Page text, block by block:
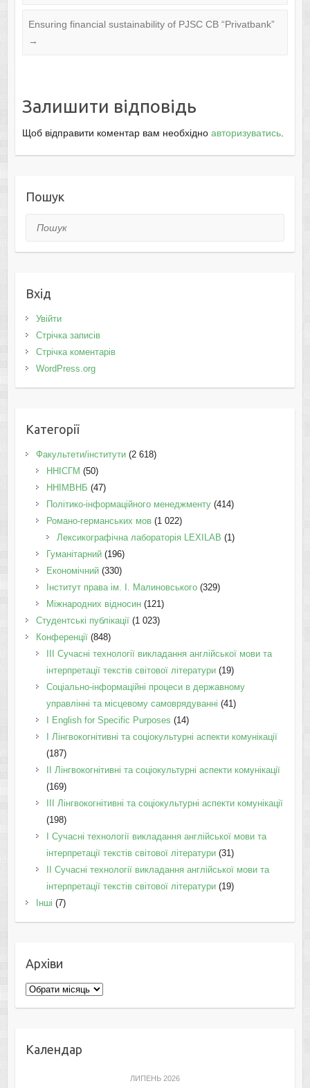
Ensuring financial sustainability of PJSC CB “Privatbank”
→
Залишити відповідь
Щоб відправити коментар вам необхідно авторизуватись.
Пошук
Пошук
Вхід
Увійти
Стрічка записів
Стрічка коментарів
WordPress.org
Категорії
Факультети/інститути(2 618)
ННІСГМ (50)
ННІМВНБ (47)
Політико-інформаційного менеджменту(414)
Романо-германських мов(1 022)
Лексикографічна лабораторія LEXILAB (1)
Гуманітарний(196)
Економічний(330)
Інститут права ім. І. Малиновського(329)
Міжнародних відносин(121)
Студентські публікації(1 023)
Конференції(848)
III Сучасні технології викладання англійської мови та
інтерпретації текстів світової літератури(19)
Соціально-інформаційні процеси в державному
управлінні та місцевому самоврядуванні (41)
І English for Specific Purposes (14)
I Лінгвокогнітивні та соціокультурні аспекти комунікації
(187)
IІ Лінгвокогнітивні та соціокультурні аспекти комунікації
(169)
IІI Лінгвокогнітивні та соціокультурні аспекти комунікації
(198)
I Cучасні технології викладання англійської мови та
інтерпретації текстів світової літератури(31)
II Cучасні технології викладання англійської мови та
інтерпретації текстів світової літератури(19)
Інші (7)
Архіви
Архіви
Календар
ЛИПЕНЬ 2026